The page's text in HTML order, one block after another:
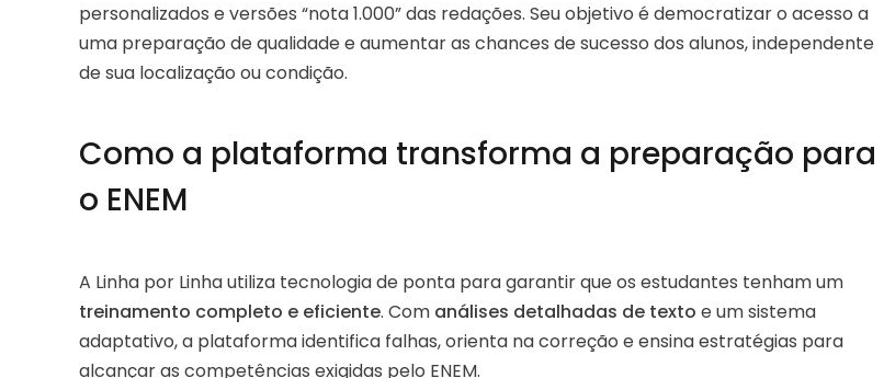
personalizados e versões “nota 1.000” das redações. Seu objetivo é democratizar o acesso a
uma preparação de qualidade e aumentar as chances de sucesso dos alunos, independente
de sua localização ou condição.
Como a plataforma transforma a preparação para
o ENEM
A Linha por Linha utiliza tecnologia de ponta para garantir que os estudantes tenham um
treinamento completo e eficiente. Com análises detalhadas de texto e um sistema
adaptativo, a plataforma identifica falhas, orienta na correção e ensina estratégias para
alcançar as competências exigidas pelo ENEM.